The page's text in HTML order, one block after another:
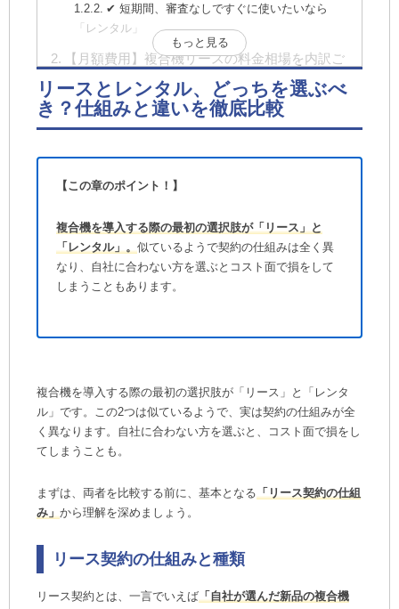
✔︎ 短期間、審査なしですぐに使いたいなら
「レンタル」
【月額費用】複合機リースの料金相場を内訳ご
とに解説
① 本体部分の「リース料金」相場
② 保守部分の「カウンター料金」相場
リース料金の仕組みと価格の「からくり」
計算式は「本体価格 × リース料率」
契約前に必読！複合機リースのメリット・デメ
リット
複合機リースのメリット（金銭・管理面）
原則、中途解約ができない
購入より総支払額が割高になる
契約には与信審査がある
の3つのポイント
ポイント① 印刷の「量」から速度を決める
機能の要否
サイズの選択
もっと見る
リースとレンタル、どっちを選ぶべ
き？仕組みと違いを徹底比較
【この章のポイント！】
複合機を導入する際の最初の選択肢が「リース」と
「レンタル」。 似ているようで契約の仕組みは全く異
なり、自社に合わない方を選ぶとコスト面で損をして
しまうこともあります。
複合機を導入する際の最初の選択肢が「リース」と「レンタ
ル」です。この2つは似ているようで、実は契約の仕組みが全
く異なります。自社に合わない方を選ぶと、コスト面で損をし
てしまうことも。
まずは、両者を比較する前に、基本となる 「リース契約の仕組
み」 から理解を深めましょう。
リース契約の仕組みと種類
リース契約とは、一言でいえば 「自社が選んだ新品の複合機